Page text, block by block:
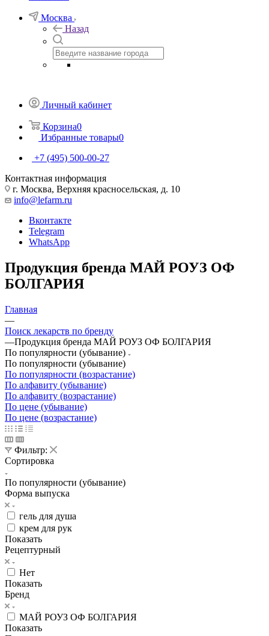
Москва
Назад
Личный кабинет
Корзина0
Избранные товары0
+7 (495) 500-00-27
Контактная информация
г. Москва, Верхняя красносельская, д. 10
info@lefarm.ru
Вконтакте
Telegram
WhatsApp
Продукция бренда МАЙ РОУЗ ОФ
БОЛГАРИЯ
Главная
—
Поиск лекарств по бренду
—Продукция бренда МАЙ РОУЗ ОФ БОЛГАРИЯ
По популярности (убывание)
По популярности (убывание)
По популярности (возрастание)
По алфавиту (убывание)
По алфавиту (возрастание)
По цене (убывание)
По цене (возрастание)
Фильтр:
Сортировка
По популярности (убывание)
Форма выпуска
гель для душа
крем для рук
Показать
Рецептурный
Нет
Показать
Бренд
МАЙ РОУЗ ОФ БОЛГАРИЯ
Показать